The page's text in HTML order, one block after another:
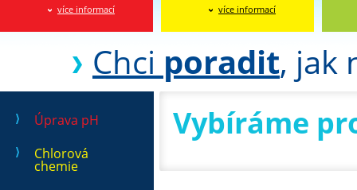
více informací více informací
Chci poradit, jak
Úprava pH
Chlorová
chemie
Vybíráme